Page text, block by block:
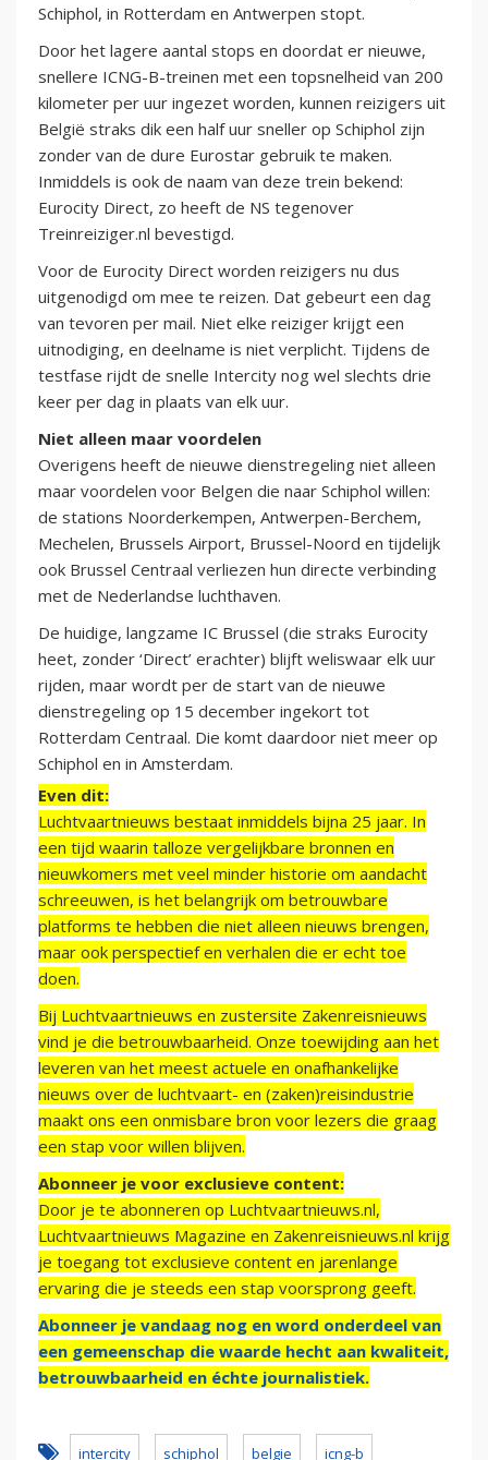
Schiphol, in Rotterdam en Antwerpen stopt.
Door het lagere aantal stops en doordat er nieuwe,
snellere ICNG-B-treinen met een topsnelheid van 200
kilometer per uur ingezet worden, kunnen reizigers uit
België straks dik een half uur sneller op Schiphol zijn
zonder van de dure Eurostar gebruik te maken.
Inmiddels is ook de naam van deze trein bekend:
Eurocity Direct, zo heeft de NS tegenover
Treinreiziger.nl bevestigd.
Voor de Eurocity Direct worden reizigers nu dus
uitgenodigd om mee te reizen. Dat gebeurt een dag
van tevoren per mail. Niet elke reiziger krijgt een
uitnodiging, en deelname is niet verplicht. Tijdens de
testfase rijdt de snelle Intercity nog wel slechts drie
keer per dag in plaats van elk uur.
Niet alleen maar voordelen
Overigens heeft de nieuwe dienstregeling niet alleen
maar voordelen voor Belgen die naar Schiphol willen:
de stations Noorderkempen, Antwerpen-Berchem,
Mechelen, Brussels Airport, Brussel-Noord en tijdelijk
ook Brussel Centraal verliezen hun directe verbinding
met de Nederlandse luchthaven.
De huidige, langzame IC Brussel (die straks Eurocity
heet, zonder ‘Direct’ erachter) blijft weliswaar elk uur
rijden, maar wordt per de start van de nieuwe
dienstregeling op 15 december ingekort tot
Rotterdam Centraal. Die komt daardoor niet meer op
Schiphol en in Amsterdam.
Even dit:
Luchtvaartnieuws bestaat inmiddels bijna 25 jaar. In
een tijd waarin talloze vergelijkbare bronnen en
nieuwkomers met veel minder historie om aandacht
schreeuwen, is het belangrijk om betrouwbare
platforms te hebben die niet alleen nieuws brengen,
maar ook perspectief en verhalen die er echt toe
doen.
Bij Luchtvaartnieuws en zustersite Zakenreisnieuws
vind je die betrouwbaarheid. Onze toewijding aan het
leveren van het meest actuele en onafhankelijke
nieuws over de luchtvaart- en (zaken)reisindustrie
maakt ons een onmisbare bron voor lezers die graag
een stap voor willen blijven.
Abonneer je voor exclusieve content:
Door je te abonneren op Luchtvaartnieuws.nl,
Luchtvaartnieuws Magazine en Zakenreisnieuws.nl krijg
je toegang tot exclusieve content en jarenlange
ervaring die je steeds een stap voorsprong geeft.
Abonneer je vandaag nog en word onderdeel van
een gemeenschap die waarde hecht aan kwaliteit,
betrouwbaarheid en échte journalistiek.
intercity schiphol belgie icng-b